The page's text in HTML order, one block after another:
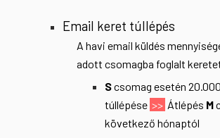
Email keret túllépés
A havi email küldés
adott csomagba foglalt
Scsomag esetén
túllépése >> Átlépés M
következő hónaptól